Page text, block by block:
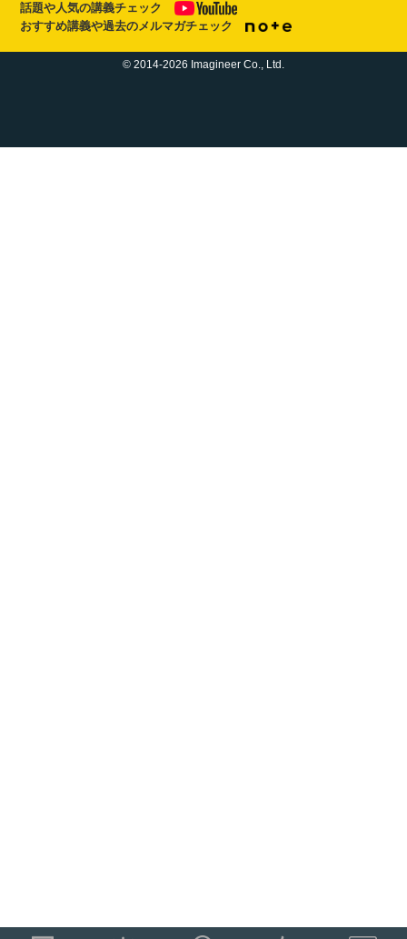
話題や人気の講義チェック
おすすめ講義や過去のメルマガチェック
© 2014-2026 Imagineer Co., Ltd.